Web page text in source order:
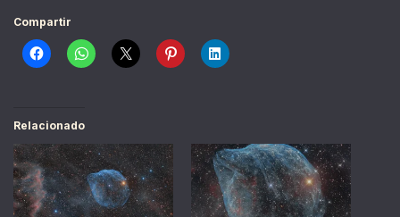
Compartir
Relacionado